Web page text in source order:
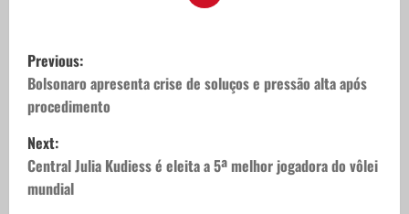
P
o
s
t
Previous:
Bolsonaro apresenta crise de soluços e pressão alta após
procedimento
Next:
Central Julia Kudiess é eleita a 5ª melhor jogadora do vôlei
mundial